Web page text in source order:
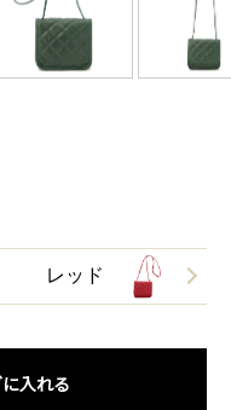
レッド
入れる